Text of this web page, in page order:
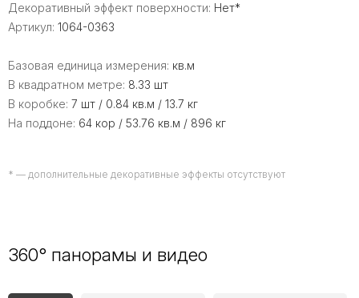
Декоративный эффект поверхности: Нет*
Артикул: 1064-0363
Базовая единица измерения: кв.м
В квадратном метре: 8.33 шт
В коробке: 7 шт / 0.84 кв.м / 13.7 кг
На поддоне: 64 кор / 53.76 кв.м / 896 кг
* — дополнительные декоративные эффекты отсутствуют
360° панорамы и видео